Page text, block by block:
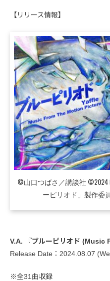
【リリース情報】
©山口つばさ／講談社 ©2024
ーピリオド」製作委
V.A. 『ブルーピリオド (Music
Release Date：2024.08.07
※全31曲収録